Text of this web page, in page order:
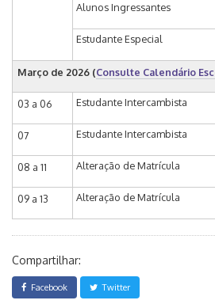
Alunos Ingressantes
Estudante Especial
Março de 2026 (Consulte Calendário
03 a 06 Estudante Intercambista
07 Estudante Intercambista
08 a 11 Alteração de Matrícula
09 a 13 Alteração de Matrícula
Compartilhar:
Facebook Twitter